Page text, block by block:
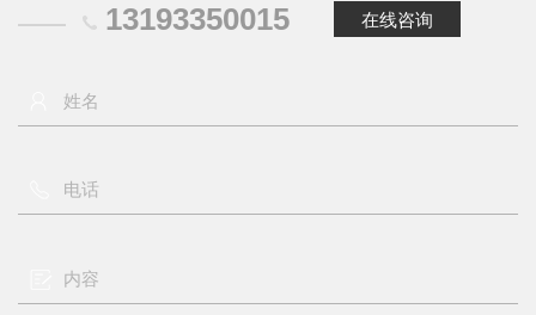
13193350015 在线咨询